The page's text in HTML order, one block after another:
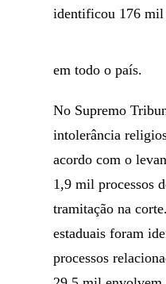
identificou 176 mil
em todo o país.
No Supremo
intolerância
acordo com o
1,9 mil processos
tramitação na
estaduais foram
processos